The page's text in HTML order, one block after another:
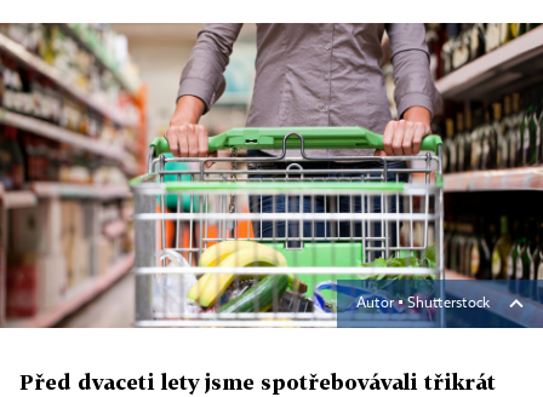
Autor ▪Shutterstock
Před dvaceti lety jsme spotřebovávali třikrát